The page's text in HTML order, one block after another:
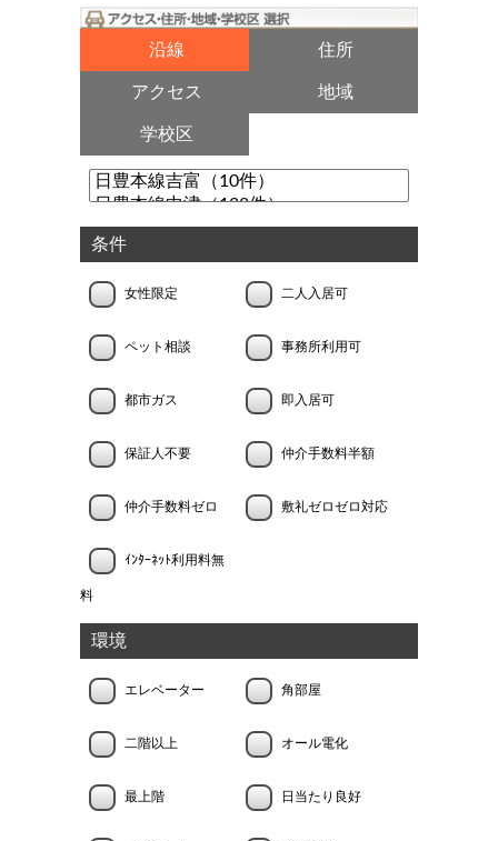
沿線 住所
アクセス 地域
学校区
条件
女性限定 二人入居可
ペット相談 事務所利用可
都市ガス 即入居可
保証人不要 仲介手数料半額
仲介手数料ゼロ 敷礼ゼロゼロ対応
ｲﾝﾀｰﾈｯﾄ利用料無
料
環境
エレベーター 角部屋
二階以上 オール電化
最上階 日当たり良好